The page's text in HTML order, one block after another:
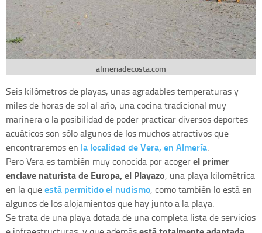
almeriadecosta.com
Seis kilómetros de playas, unas agradables temperaturas y
miles de horas de sol al año, una cocina tradicional muy
marinera o la posibilidad de poder practicar diversos deportes
acuáticos son sólo algunos de los muchos atractivos que
encontraremos en la localidad de Vera, en Almería.
Pero Vera es también muy conocida por acogerel primer
enclave naturista de Europa, el Playazo, una playa kilométrica
en la queestá permitido el nudismo, como también lo está en
algunos de los alojamientos que hay junto a la playa.
Se trata de una playa dotada de una completa lista de servicios